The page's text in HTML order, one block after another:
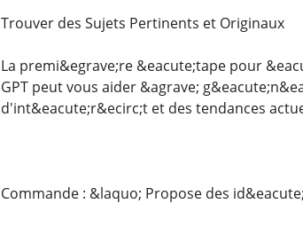
Trouver des Sujets Pertinents et Originaux
La premi&egrave;re &eacute;tape pour
GPT peut vous aider &agrave;
d'int&eacute;r&ecirc;t et des tendances
Commande : &laquo; Propose des